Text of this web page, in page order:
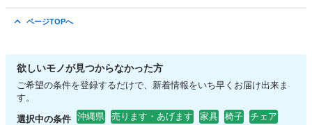
ページTOPへ
欲しいモノが見つからなかった方
ご希望の条件を登録するだけで、新着情報をいち早くお届け出来ま
す。
選択中の条件 沖縄県 売ります・あげます 家具 椅子 チェア